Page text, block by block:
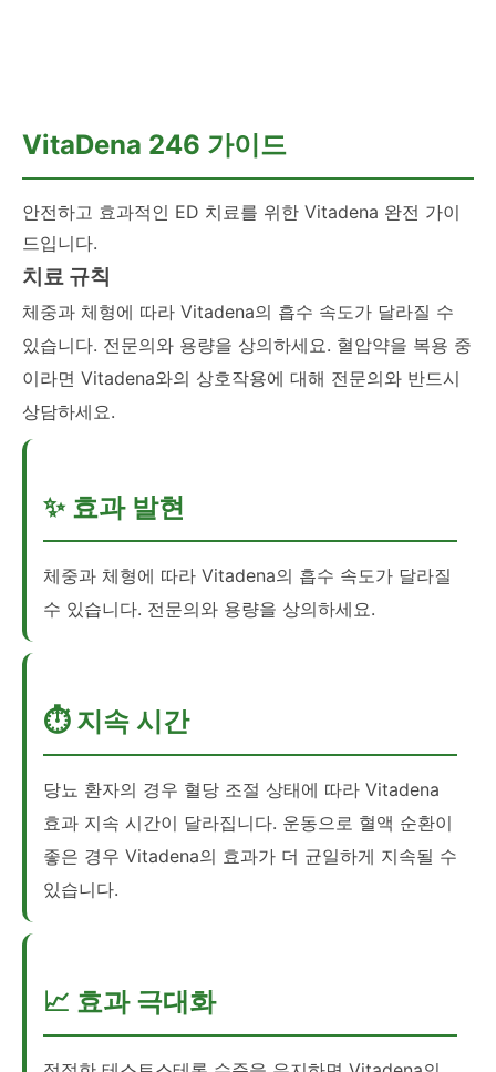
VitaDena 246 가이드
안전하고 효과적인 ED 치료를 위한 Vitadena 완전 가이
드입니다.
치료 규칙
체중과 체형에 따라 Vitadena의 흡수 속도가 달라질 수
있습니다. 전문의와 용량을 상의하세요. 혈압약을 복용 중
이라면 Vitadena와의 상호작용에 대해 전문의와 반드시
상담하세요.
✨ 효과 발현
체중과 체형에 따라 Vitadena의 흡수 속도가 달라질
수 있습니다. 전문의와 용량을 상의하세요.
⏱️ 지속 시간
당뇨 환자의 경우 혈당 조절 상태에 따라 Vitadena
효과 지속 시간이 달라집니다. 운동으로 혈액 순환이
좋은 경우 Vitadena의 효과가 더 균일하게 지속될 수
있습니다.
📈 효과 극대화